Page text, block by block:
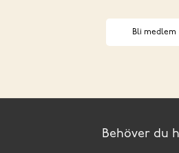
Bli medlem
Behöver du